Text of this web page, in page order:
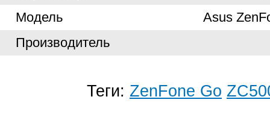
Модель
Asus
Производитель
Теги: ZenFone Go